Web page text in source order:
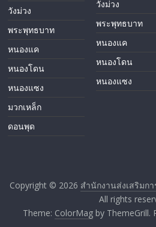
วังม่วง
พระพุทธบาท
หนองแค
หนองโดน
หนองแซง
มวกเหล็ก
ดอนพุด
วังม่วง
พระพุทธบาท
หนองแค
หนองโดน
หนองแซง
Copyright © 2026 สำนักงานส่งเสริมก
All rights
Theme: ColorMagby ThemeGrill.